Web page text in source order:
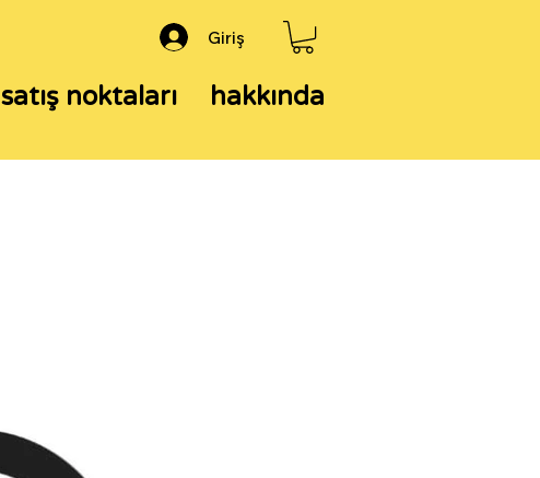
satış noktaları hakkında
Giriş